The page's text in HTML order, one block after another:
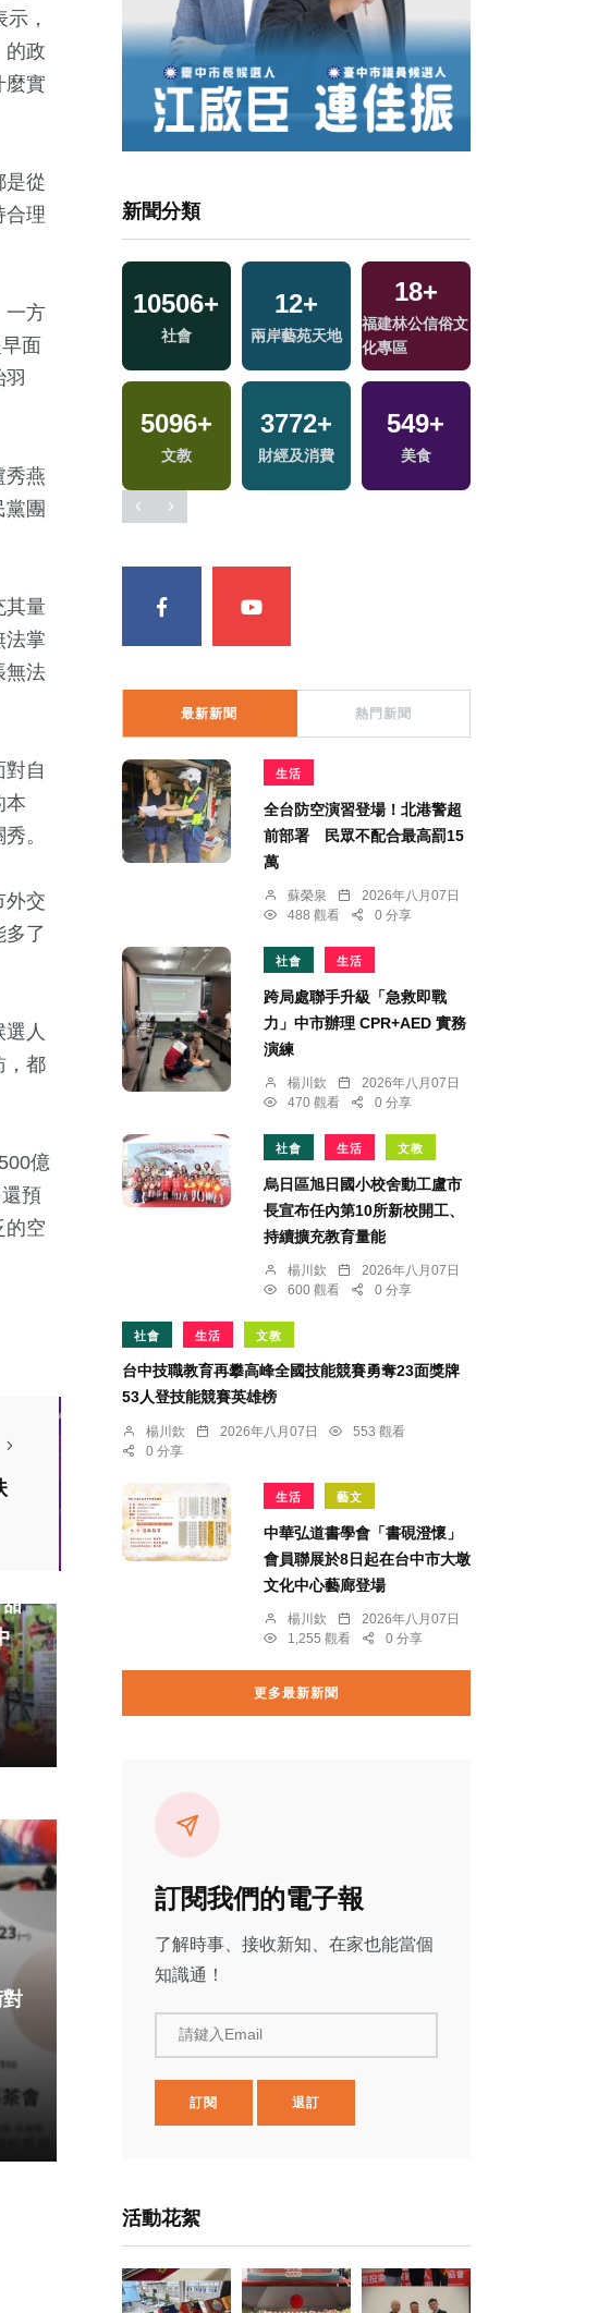
，
的政
麼實
是從
合理
一方
面
秀燕
黨團
其量
法掌
無法
自
本
。
外交
多了
人
，都
億
預
的空
新聞分類
4370
健康及醫療
10506+
社會
12+
兩岸藝苑天地
18+
福建林公信俗文
化專區
5096+
文教
3772+
財經及消費
549+
美食
最新新聞 熱門新聞
生活
全台防空演習登場！北港警超
前部署 民眾不配合最高罰15
萬
蘇榮泉
2026年八月07日
488 觀看
0 分享
社會 生活
跨局處聯手升級「急救即戰
力」中市辦理 CPR+AED 實務
演練
楊川欽
2026年八月07日
470 觀看
0 分享
社會 生活 文教
烏日區旭日國小校舍動工盧市
長宣布任內第10所新校開工、
持續擴充教育量能
楊川欽
2026年八月07日
600 觀看
0 分享
社會 生活 文教
台中技職教育再攀高峰全國技能競賽勇奪23面獎牌
53人登技能競賽英雄榜
楊川欽 2026年八月07日
553 觀看
0 分享
生活 藝文
中華弘道書學會「書硯澄懷」
會員聯展於8日起在台中市大墩
文化中心藝廊登場
楊川欽
2026年八月07日
1,255 觀看
0 分享
更多最新新聞
訂閱我們的電子報
了解時事、接收新知、在家也能當個
知識通！
請鍵入Email
訂閱 退訂
活動花絮